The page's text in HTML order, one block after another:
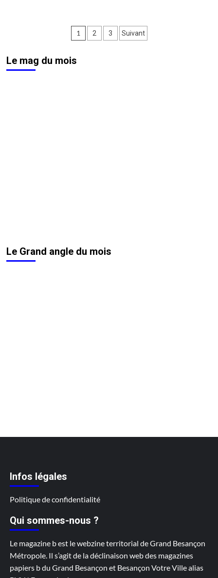
la
Pagination
publications
1 2 3 Suivant
Le mag du mois
Le Grand angle du mois
Infos légales
Politique de confidentialité
Qui sommes-nous ?
Le magazine b est le webzine territorial de Grand Besançon
Métropole. Il s’agit de la déclinaison web des magazines
papiers b du Grand Besançon et Besançon Votre Ville alias